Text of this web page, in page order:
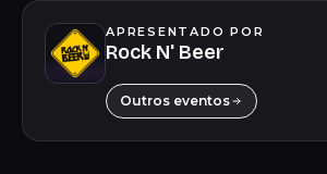
APRESENTADO POR
Rock N' Beer
Outros eventos